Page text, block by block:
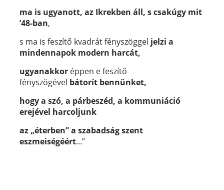
ma is ugyanott, az Ikrekben áll, s csakúgy mit
’48-ban,
s ma is feszítő kvadrát fényszöggel jelzi a
mindennapok modern harcát,
ugyanakkor éppen e feszítő
fényszögével bátorít bennünket,
hogy a szó, a párbeszéd, a kommuniáció
erejével harcoljunk
az „éterben” a szabadság szent
eszmeiségéért...”